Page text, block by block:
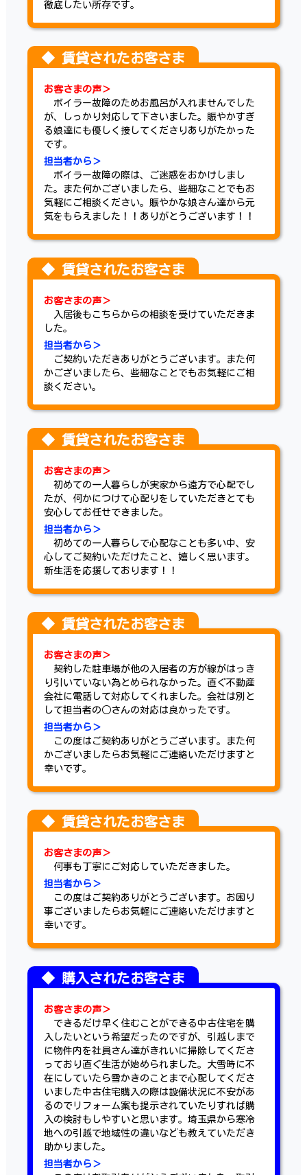
徹底したい所存です。
お客さまの声＞
ボイラー故障のためお風呂が入れませんでした
が、しっかり対応して下さいました。賑やかすぎ
る娘達にも優しく接してくださりありがたかった
です。
担当者から＞
ボイラー故障の際は、ご迷惑をおかけしまし
た。また何かございましたら、些細なことでもお
気軽にご相談ください。賑やかな娘さん達から元
気をもらえました！！ありがとうございます！！
お客さまの声＞
入居後もこちらからの相談を受けていただきま
した。
担当者から＞
ご契約いただきありがとうございます。また何
かございましたら、些細なことでもお気軽にご相
談ください。
お客さまの声＞
初めての一人暮らしが実家から遠方で心配でし
たが、何かにつけて心配りをしていただきとても
安心してお任せできました。
担当者から＞
初めての一人暮らしで心配なことも多い中、安
心してご契約いただけたこと、嬉しく思います。
新生活を応援しております！！
お客さまの声＞
契約した駐車場が他の入居者の方が線がはっき
り引いていない為とめられなかった。直ぐ不動産
会社に電話して対応してくれました。会社は別と
して担当者の○さんの対応は良かったです。
担当者から＞
この度はご契約ありがとうございます。また何
かございましたらお気軽にご連絡いただけますと
幸いです。
お客さまの声＞
何事も丁寧にご対応していただきました。
担当者から＞
この度はご契約ありがとうございます。お困り
事ございましたらお気軽にご連絡いただけますと
幸いです。
お客さまの声＞
できるだけ早く住むことができる中古住宅を購
入したいという希望だったのですが、引越しまで
に物件内を社員さん達がきれいに掃除してくださ
っており直ぐ生活が始められました。大雪時に不
在にしていたら雪かきのことまで心配してくださ
いました中古住宅購入の際は設備状況に不安があ
るのでリフォーム案も提示されていたりすれば購
入の検討もしやすいと思います。埼玉県から寒冷
地への引越で地域性の違いなども教えていただき
助かりました。
担当者から＞